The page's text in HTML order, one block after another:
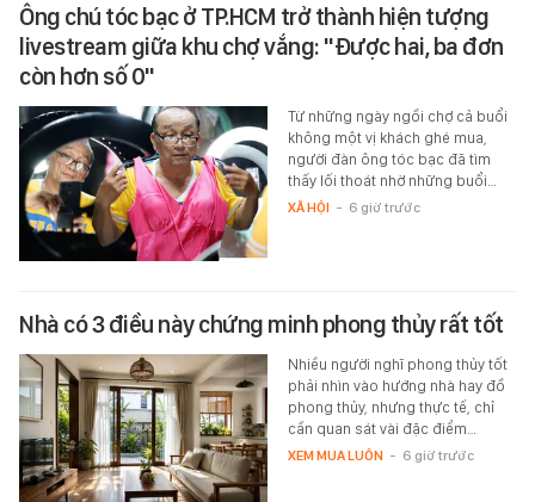
Ông chú tóc bạc ở TP.HCM trở thành hiện tượng
livestream giữa khu chợ vắng: "Được hai, ba đơn
còn hơn số 0"
Từ những ngày ngồi chợ cả buổi
không một vị khách ghé mua,
người đàn ông tóc bạc đã tìm
thấy lối thoát nhờ những buổi…
XÃ HỘI - 6 giờ trước
Nhà có 3 điều này chứng minh phong thủy rất tốt
Nhiều người nghĩ phong thủy tốt
phải nhìn vào hướng nhà hay đồ
phong thủy, nhưng thực tế, chỉ
cần quan sát vài đặc điểm…
XEM MUA LUÔN - 6 giờ trước